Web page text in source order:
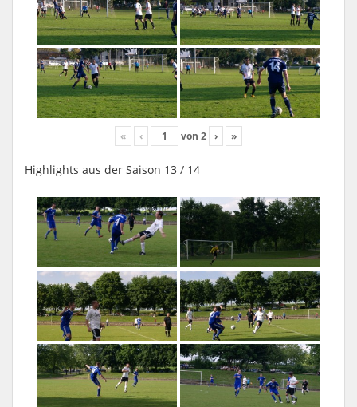
« ‹ von 2 › »
Highlights aus der Saison 13 / 14